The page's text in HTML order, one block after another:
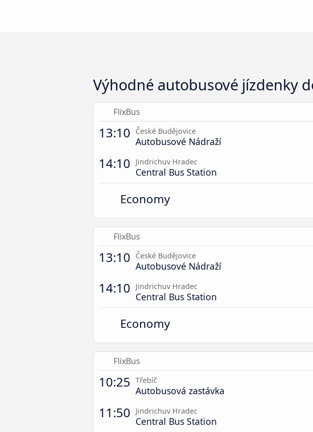
Výhodné autobusové jízdenky
FlixBus
13:10 České Budějovice
Autobusové Nádraží
14:10 Jindrichuv Hradec
Central Bus Station
Economy
FlixBus
13:10 České Budějovice
Autobusové Nádraží
14:10 Jindrichuv Hradec
Central Bus Station
Economy
FlixBus
10:25 Třebíč
Autobusová zastávka
11:50 Jindrichuv Hradec
Central Bus Station